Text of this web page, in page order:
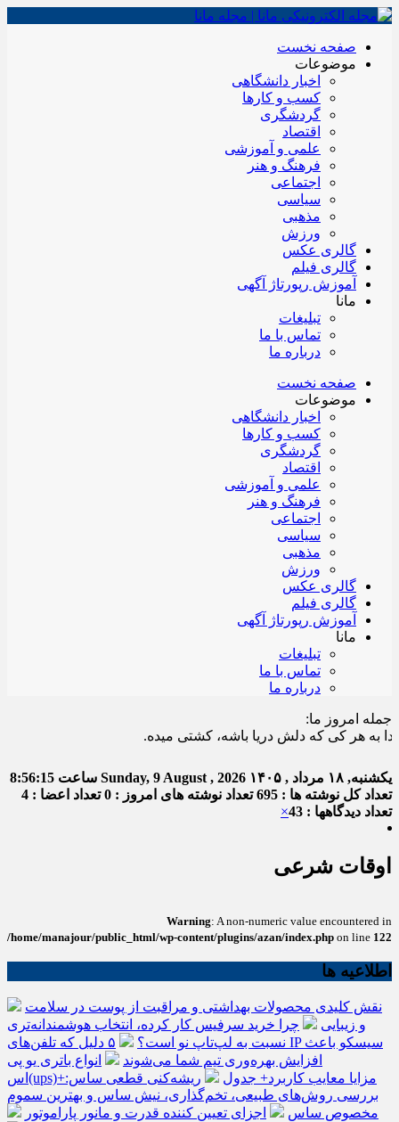
صفحه نخست
موضوعات
اخبار دانشگاهی
کسب و کارها
گردشگری
اقتصاد
علمی و آموزشی
فرهنگ و هنر
اجتماعی
سیاسی
مذهبی
ورزش
گالری عکس
گالری فیلم
آموزش رپورتاژ آگهی
مانا
تبلیغات
تماس با ما
درباره ما
صفحه نخست
موضوعات
اخبار دانشگاهی
کسب و کارها
گردشگری
اقتصاد
علمی و آموزشی
فرهنگ و هنر
اجتماعی
سیاسی
مذهبی
ورزش
گالری عکس
گالری فیلم
آموزش رپورتاژ آگهی
مانا
تبلیغات
تماس با ما
درباره ما
جمله امروز ما:
هر کی که دلش دریا باشه، کشتی میده.
یکشنبه, ۱۸ مرداد , ۱۴۰۵ Sunday, 9 August , 2026 ساعت 8:56:15
تعداد کل نوشته ها : 695
تعداد نوشته های امروز : 0
تعداد اعضا : 4
تعداد دیدگاهها : 43
×
اوقات شرعی
Warning: A non-numeric value encountered in
/home/manajour/public_html/wp-content/plugins/azan/index.php on line 122
اطلاعیه ها
نقش کلیدی محصولات بهداشتی و مراقبت از پوست در سلامت
و زیبایی
چرا خرید سرفیس کار کرده، انتخاب هوشمندانه‌تری
نسبت به لپ‌تاپ نو است؟
۵ دلیل که تلفن‌های IP سیسکو باعث
افزایش بهره‌وری تیم شما می‌شوند
انواع باتری یو پی
اس(ups)+مزایا معایب کاربرد+ جدول
ریشه‌کنی قطعی ساس:
بررسی روش‌های طبیعی، تخم‌گذاری، نیش ساس و بهترین سموم
مخصوص ساس
اجزای تعیین کننده قدرت و مانور پاراموتور